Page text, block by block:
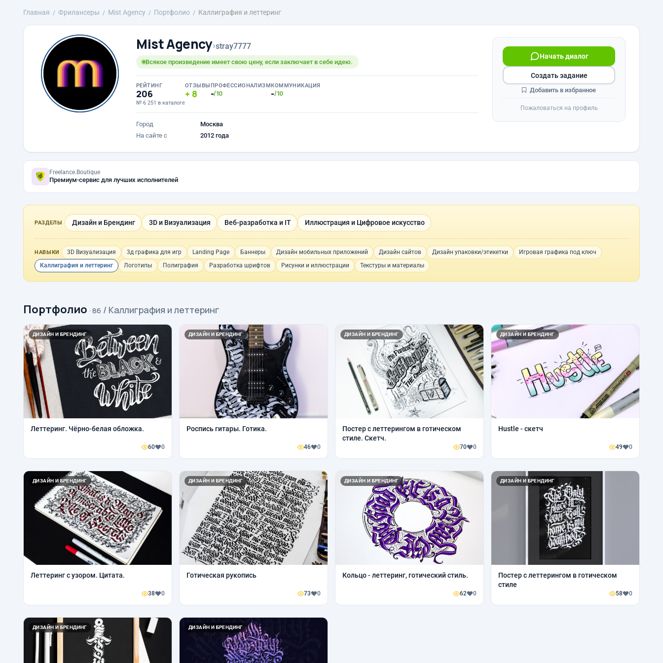
Главная Фрилансеры Mist Agency Портфолио Каллиграфия и леттеринг
Mist Agency›stray7777
Всякое произведение имеет свою цену, если заключает в себе идею.
РЕЙТИНГ
206
№ 6 251 в каталоге
ОТЗЫВЫ
8
ПРОФЕССИОНАЛИЗМ
-/10
КОММУНИКАЦИЯ
-/10
Город
Москва
На сайте с
2012 года
Начать диалог
Создать задание
Добавить в избранное
Пожаловаться на профиль
Freelance.Boutique
Премиум-сервис для лучших исполнителей
РАЗДЕЛЫ Дизайн и Брендинг 3D и Визуализация Веб-разработка и IT Иллюстрация и Цифровое искусство
НАВЫКИ 3D Визуализация 3д графика для игр Landing Page Баннеры Дизайн мобильных приложений Дизайн сайтов Дизайн упаковки/этикетки
Игровая графика под ключ
Каллиграфия и леттеринг
Логотипы Полиграфия Разработка шрифтов Рисунки и иллюстрации Текстуры и материалы
Портфолио · 86 / Каллиграфия и леттеринг
ДИЗАЙН И БРЕНДИНГ
Леттеринг. Чёрно-белая обложка.
60 0
ДИЗАЙН И БРЕНДИНГ
Роспись гитары. Готика.
46 0
ДИЗАЙН И БРЕНДИНГ
Постер с леттерингом в готическом
стиле. Скетч.
70 0
ДИЗАЙН И БРЕНДИНГ
Hustle - скетч
49 0
ДИЗАЙН И БРЕНДИНГ
Леттеринг с узором. Цитата.
38 0
ДИЗАЙН И БРЕНДИНГ
Готическая рукопись
73 0
ДИЗАЙН И БРЕНДИНГ
Кольцо - леттеринг, готический стиль.
62 0
ДИЗАЙН И БРЕНДИНГ
Постер с леттерингом в готическом
стиле
58 0
ДИЗАЙН И БРЕНДИНГ ДИЗАЙН И БРЕНДИНГ